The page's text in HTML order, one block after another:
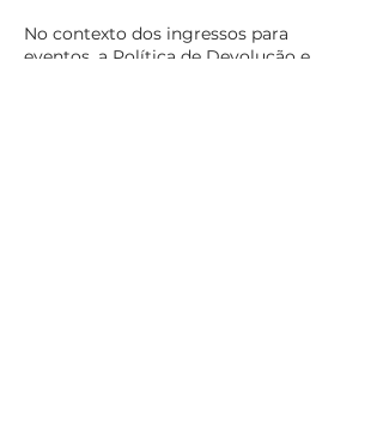
No contexto dos ingressos para
eventos, a Política de Devolução e